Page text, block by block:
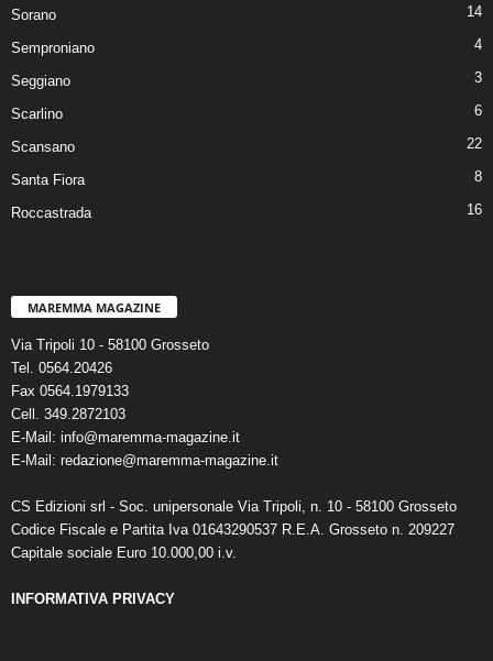
Sorano 14
Semproniano 4
Seggiano 3
Scarlino 6
Scansano 22
Santa Fiora 8
Roccastrada 16
MAREMMA MAGAZINE
Via Tripoli 10 - 58100 Grosseto
Tel. 0564.20426
Fax 0564.1979133
Cell. 349.2872103
E-Mail: info@maremma-magazine.it
E-Mail: redazione@maremma-magazine.it
CS Edizioni srl - Soc. unipersonale Via Tripoli, n. 10 - 58100 Grosseto
Codice Fiscale e Partita Iva 01643290537 R.E.A. Grosseto n. 209227
Capitale sociale Euro 10.000,00 i.v.
INFORMATIVA PRIVACY